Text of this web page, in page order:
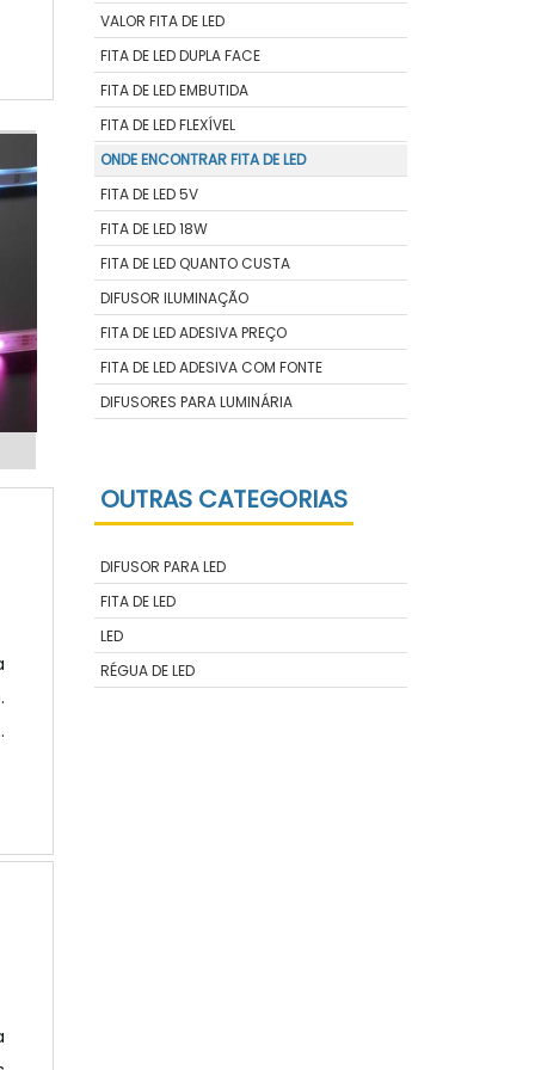
VALOR FITA DE LED
FITA DE LED DUPLA FACE
FITA DE LED EMBUTIDA
FITA DE LED FLEXÍVEL
ONDE ENCONTRAR FITA DE LED
FITA DE LED 5V
FITA DE LED 18W
FITA DE LED QUANTO CUSTA
DIFUSOR ILUMINAÇÃO
FITA DE LED ADESIVA PREÇO
FITA DE LED ADESIVA COM FONTE
DIFUSORES PARA LUMINÁRIA
OUTRAS CATEGORIAS
DIFUSOR PARA LED
FITA DE LED
LED
RÉGUA DE LED